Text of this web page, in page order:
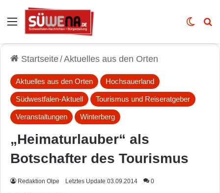
Auswahl Skin
Startseite/Aktuelles aus den Orten
Aktuelles aus den Orten Hochsauerland
Südwestfalen-Aktuell Tourismus und Reiseratgeber
Veranstaltungen Winterberg
„Heimaturlauber“ als
Botschafter des Tourismus
Redaktion Olpe Letztes Update 03.09.2014 0